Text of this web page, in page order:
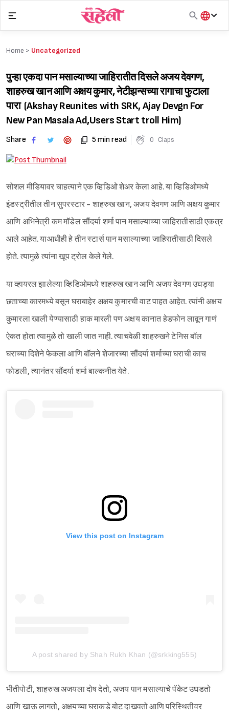
content
हिंदी
Home > Uncategorized
पुन्हा एकदा पान मसाल्याच्या जाहिरातीत दिसले अजय देवगण,
शाहरुख खान आणि अक्षय कुमार, नेटीझन्सच्या रागाचा फुटाला
पारा (Akshay Reunites with SRK, Ajay Devgn For
New Pan Masala Ad,Users Start troll Him)
Share 5 min read 0 Claps
सोशल मीडियावर चाहत्याने एक व्हिडिओ शेअर केला आहे. या व्हिडिओमध्ये
इंडस्ट्रीतील तीन सुपरस्टार - शाहरुख खान, अजय देवगण आणि अक्षय कुमार
आणि अभिनेत्री कम मॉडेल सौंदर्या शर्मा पान मसाल्याच्या जाहिरातीसाठी एकत्र
आले आहेत. याआधीही हे तीन स्टार्स पान मसाल्याच्या जाहिरातीसाठी दिसले
होते. त्यामुळे त्यांना खूप ट्रोल केले गेले.
या व्हायरल झालेल्या व्हिडिओमध्ये शाहरुख खान आणि अजय देवगण उघड्या
छताच्या कारमध्ये बसून घराबाहेर अक्षय कुमारची वाट पाहत आहेत. त्यांनी अक्षय
कुमारला खाली येण्यासाठी हाक मारली पण अक्षय कानात हेडफोन लावून गाणं
ऐकत होता त्यामुळे तो खाली जात नाही. त्याचवेळी शाहरुखने टेनिस बॉल
घराच्या दिशेने फेकला आणि बॉलने शेजारच्या सौंदर्या शर्माच्या घराची काच
फोडली, त्यानंतर सौंदर्या शर्मा बाल्कनीत येते.
View this post on Instagram
A post shared by Shah Rukh Khan (@srkking555)
भीतीपोटी, शाहरुख अजयला दोष देतो, अजय पान मसाल्याचे पॅकेट उघडतो
आणि खाऊ लागतो, अक्षयच्या घराकडे बोट दाखवतो आणि परिस्थितीवर